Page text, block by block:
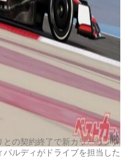
の契約終了で新カラーリング
ルディがドライブを担当した